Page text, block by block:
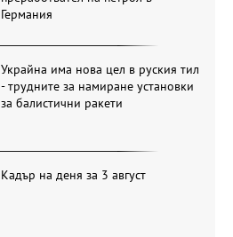
Германия
Украйна има нова цел в руския тил
- трудните за намиране установки
за балистични ракети
Кадър на деня за 3 август